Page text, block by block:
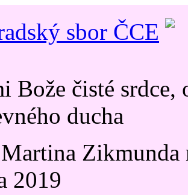
Bože čisté srdce,
ducha
Zikmunda
2019